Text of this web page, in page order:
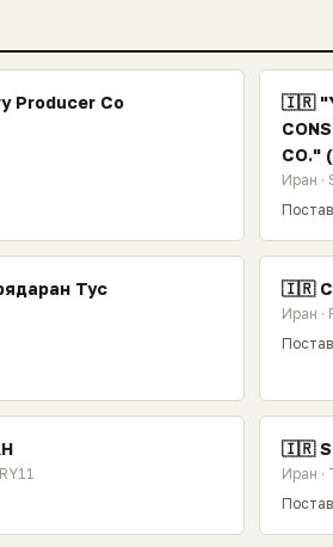
Producer Co
🇮🇷
CO."
Иран ·
Тус 🇮🇷
Иран ·
🇮🇷
Иран ·